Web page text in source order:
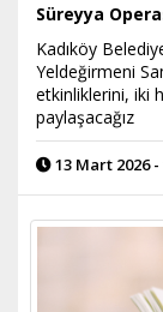
Süreyya
Kadıköy
Yeldeğirmeni
etkinliklerini, iki
paylaşacağız
13 Mart 2026 -